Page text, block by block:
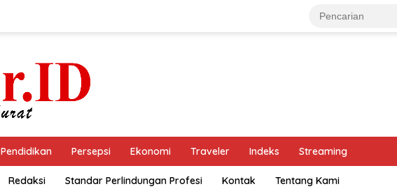
Pendidikan Persepsi Ekonomi Traveler Indeks Streaming
Redaksi Standar Perlindungan Profesi Kontak Tentang Kami